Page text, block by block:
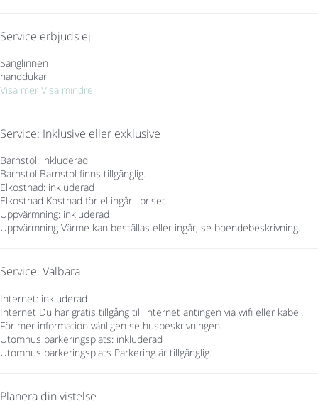
Service erbjuds ej
Sänglinnen
handdukar
Visa mer Visa mindre
Service: Inklusive eller exklusive
Barnstol: inkluderad
Barnstol Barnstol finns tillgänglig.
Elkostnad: inkluderad
Elkostnad Kostnad för el ingår i priset.
Uppvärmning: inkluderad
Uppvärmning Värme kan beställas eller ingår, se boendebeskrivning.
Service: Valbara
Internet: inkluderad
Internet Du har gratis tillgång till internet antingen via wifi eller kabel.
För mer information vänligen se husbeskrivningen.
Utomhus parkeringsplats: inkluderad
Utomhus parkeringsplats Parkering är tillgänglig.
Planera din vistelse